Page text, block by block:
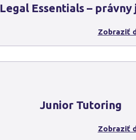
Legal Essentials – právny
Zobraziť
Junior Tutoring
Zobraziť